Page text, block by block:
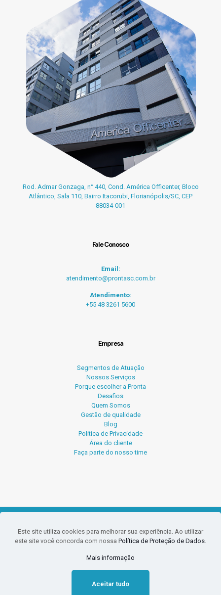
Rod. Admar Gonzaga, n° 440, Cond. América Officenter, Bloco
Atlântico, Sala 110, Bairro Itacorubi, Florianópolis/SC, CEP
88034-001
Fale Conosco
Email:
atendimento@prontasc.com.br
Atendimento:
+55 48 3261 5600
Empresa
Segmentos de Atuação
Nossos Serviços
Porque escolher a Pronta
Desafios
Quem Somos
Gestão de qualidade
Blog
Política de Privacidade
Área do cliente
Faça parte do nosso time
O conteúdo deste site e blog não pode ser reproduzido sem
a prévia autorização da Pronta. PLÁGIO É CRIME.
CRC-SC-009935/O-0 Responsável Técnica Noeli Krueger CRC-
SC-025600/O-0
Este site utiliza cookies para melhorar sua experiência. Ao utilizar
este site você concorda com nossa Política de Proteção de Dados.
Mais informação
Aceitar tudo